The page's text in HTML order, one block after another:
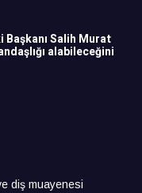
Salih Murat
alabileceğini
diş muayenesi